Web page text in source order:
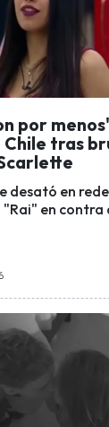
por
Chile tras
desató en
en